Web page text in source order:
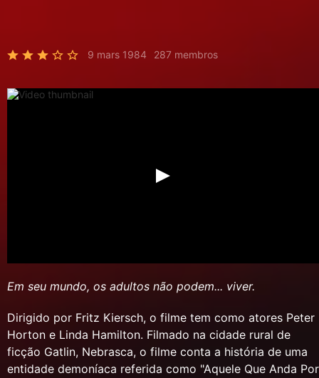
9 mars 1984 287 membros
Em seu mundo, os adultos não podem... viver.
Dirigido por Fritz Kiersch, o filme tem como atores Peter
Horton e Linda Hamilton. Filmado na cidade rural de
ficção Gatlin, Nebrasca, o filme conta a história de uma
entidade demoníaca referida como "Aquele Que Anda Por